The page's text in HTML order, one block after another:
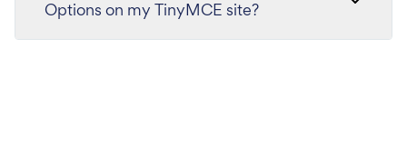
Options on my TinyMCE site?